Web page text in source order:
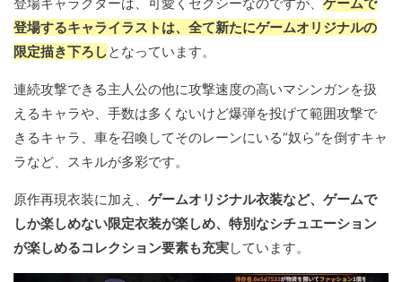
登場するキャライラストは、全て新たにゲームオリジナルの
限定描き下ろしとなっています。
連続攻撃できる主人公の他に攻撃速度の高いマシンガンを扱
えるキャラや、手数は多くないけど爆弾を投げて範囲攻撃で
きるキャラ、車を召喚してそのレーンにいる“奴ら”を倒すキャ
ラなど、スキルが多彩です。
原作再現衣装に加え、 ゲームオリジナル衣装など、ゲームで
しか楽しめない限定衣装が楽しめ、特別なシチュエーション
が楽しめるコレクション要素も充実しています。